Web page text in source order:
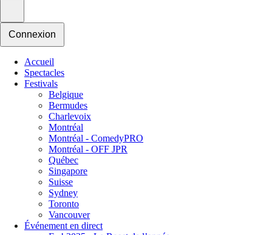
Connexion
Accueil
Spectacles
Festivals
Belgique
Bermudes
Charlevoix
Montréal
Montréal - ComedyPRO
Montréal - OFF JPR
Québec
Singapore
Suisse
Sydney
Toronto
Vancouver
Événement en direct